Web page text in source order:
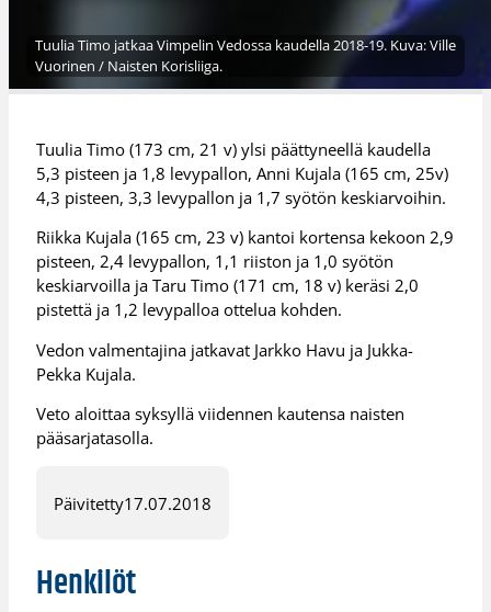
Tuulia Timo jatkaa Vimpelin Vedossa kaudella 2018-19. Kuva: Ville
Vuorinen / Naisten Korisliiga.
Tuulia Timo (173 cm, 21 v) ylsi päättyneellä kaudella
5,3 pisteen ja 1,8 levypallon, Anni Kujala (165 cm, 25v)
4,3 pisteen, 3,3 levypallon ja 1,7 syötön keskiarvoihin.
Riikka Kujala (165 cm, 23 v) kantoi kortensa kekoon 2,9
pisteen, 2,4 levypallon, 1,1 riiston ja 1,0 syötön
keskiarvoilla ja Taru Timo (171 cm, 18 v) keräsi 2,0
pistettä ja 1,2 levypalloa ottelua kohden.
Vedon valmentajina jatkavat Jarkko Havu ja Jukka-
Pekka Kujala.
Veto aloittaa syksyllä viidennen kautensa naisten
pääsarjatasolla.
Päivitetty17.07.2018
Henkilöt